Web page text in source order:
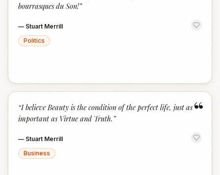
bourrasques du Son!”
— Stuart Merrill
Politics
“
“I believe Beauty is the condition of the perfect life, just as
important as Virtue and Truth. ”
— Stuart Merrill
Business